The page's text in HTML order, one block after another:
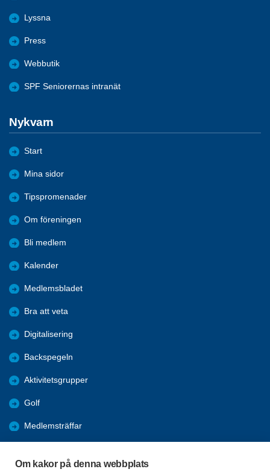
Om kakor på denna webbplats
Lyssna
Press
Webbutik
SPF Seniorernas intranät
Nykvarn
Start
Mina sidor
Tipspromenader
Om föreningen
Bli medlem
Kalender
Medlemsbladet
Bra att veta
Digitalisering
Backspegeln
Aktivitetsgrupper
Golf
Medlemsträffar